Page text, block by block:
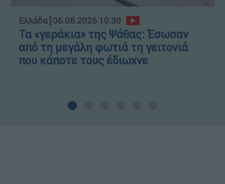
Ελλάδα┋06.08.2026 10:30
Τα «γεράκια» της Ψάθας: Έσωσαν
από τη μεγάλη φωτιά τη γειτονιά
που κάποτε τους έδιωχνε